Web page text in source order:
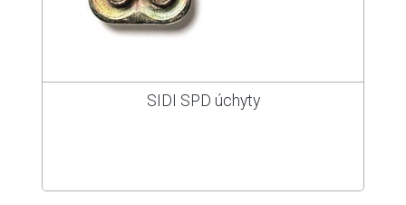
SIDI SPD úchyty